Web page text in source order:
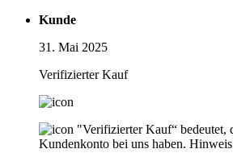
Kunde
31. Mai 2025
Verifizierter Kauf
"Verifizierter Kauf“ bedeutet,
Kundenkonto bei uns haben. Hinweis